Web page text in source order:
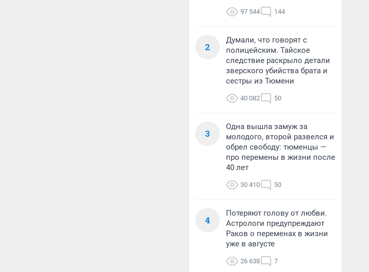
97 544 144
2
Думали, что говорят с
полицейским. Тайское
следствие раскрыло детали
зверского убийства брата и
сестры из Тюмени
40 082 50
3
Одна вышла замуж за
молодого, второй развелся и
обрел свободу: тюменцы —
про перемены в жизни после
40 лет
30 410 50
4
Потеряют голову от любви.
Астрологи предупреждают
Раков о переменах в жизни
уже в августе
26 638 7